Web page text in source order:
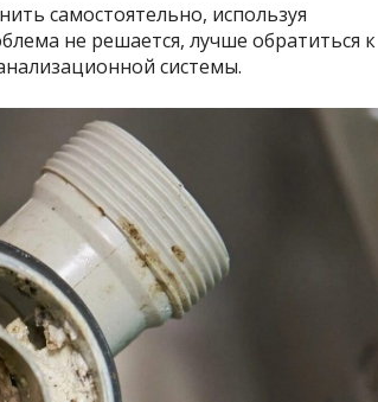
самостоятельно, используя
не решается, лучше обратиться к
системы.